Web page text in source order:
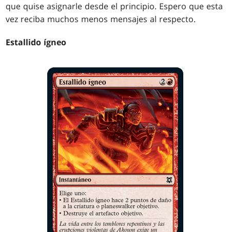
que quise asignarle desde el principio. Espero que esta
vez reciba muchos menos mensajes al respecto.
Estallido ígneo